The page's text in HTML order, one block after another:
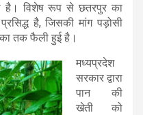
है। विशेष रूप से छतरपुर का
है, जिसकी मांग पड़ोसी
तक फैली हुई है।
मध्यप्रदेश
सरकार द्वारा
पान की
खेती को